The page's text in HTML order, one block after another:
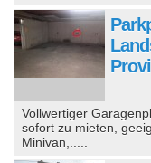
Vollwertiger
sofort zu mieten,
Minivan,.....